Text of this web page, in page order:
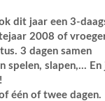
dit jaar een 3-
2008 of
3 dagen samen
spelen, slapen,... En
één of twee dagen.